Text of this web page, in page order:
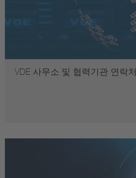
VDE 사무소 및 협력기관 연락처